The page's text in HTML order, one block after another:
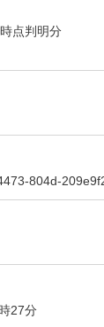
点判明分
804d-
27分